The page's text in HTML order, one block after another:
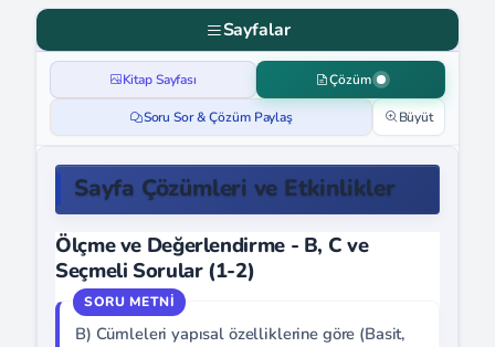
Sayfalar
Kitap Sayfası Çözüm
Soru Sor & Çözüm Paylaş Büyüt
Sayfa Çözümleri ve Etkinlikler
Ölçme ve Değerlendirme - B, C ve
Seçmeli Sorular (1-2)
B) Cümleleri yapısal özelliklerine göre (Basit,